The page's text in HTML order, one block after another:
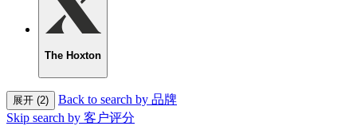
The Hoxton
展开 (2)
Back to search by 品牌
Skip search by 客户评分